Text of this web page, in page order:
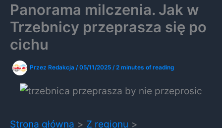
Panorama milczenia. Jak w
Trzebnicy przeprasza się po
cichu
Przez Redakcja /05/11/2025 /2 minutes of reading
Strona główna
Z regionu